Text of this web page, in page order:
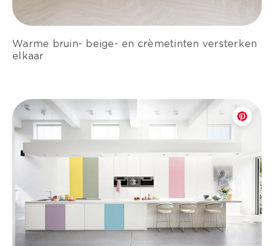
Warme bruin- beige- en crèmetinten versterken
elkaar